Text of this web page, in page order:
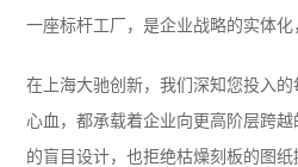
一座标杆工厂，是企业战略的实体化
在上海大驰创新，我们深知您投入
心血，都承载着企业向更高阶层跨
的盲目设计，也拒绝枯燥刻板的图